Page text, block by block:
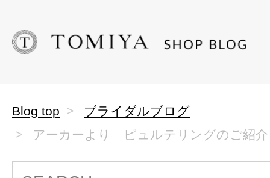
Blog top
ブライダルブログ
アーカーより ピュルテリングのご紹介